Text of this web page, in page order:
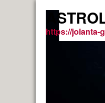
https://jolanta-